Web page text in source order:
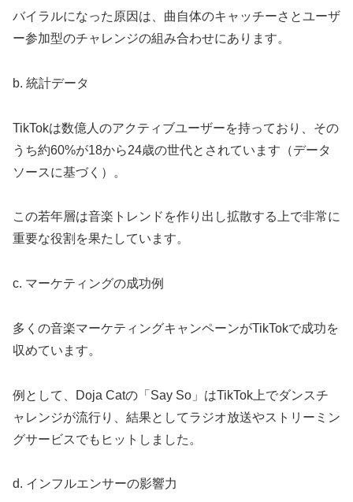
バイラルになった原因は、曲自体のキャッチーさとユーザ
ー参加型のチャレンジの組み合わせにあります。
b. 統計データ
TikTokは数億人のアクティブユーザーを持っており、その
うち約60%が18から24歳の世代とされています（データ
ソースに基づく）。
この若年層は音楽トレンドを作り出し拡散する上で非常に
重要な役割を果たしています。
c. マーケティングの成功例
多くの音楽マーケティングキャンペーンがTikTokで成功を
収めています。
例として、Doja Catの「Say So」はTikTok上でダンスチ
ャレンジが流行り、結果としてラジオ放送やストリーミン
グサービスでもヒットしました。
d. インフルエンサーの影響力